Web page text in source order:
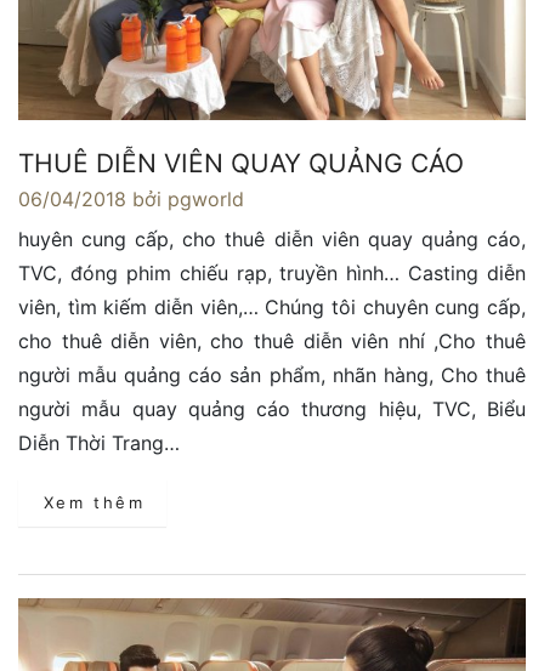
THUÊ DIỄN VIÊN QUAY QUẢNG CÁO
06/04/2018 bởi pgworld
huyên cung cấp, cho thuê diễn viên quay quảng cáo,
TVC, đóng phim chiếu rạp, truyền hình… Casting diễn
viên, tìm kiếm diễn viên,… Chúng tôi chuyên cung cấp,
cho thuê diễn viên, cho thuê diễn viên nhí ,Cho thuê
người mẫu quảng cáo sản phẩm, nhãn hàng, Cho thuê
người mẫu quay quảng cáo thương hiệu, TVC, Biểu
Diễn Thời Trang…
Xem thêm